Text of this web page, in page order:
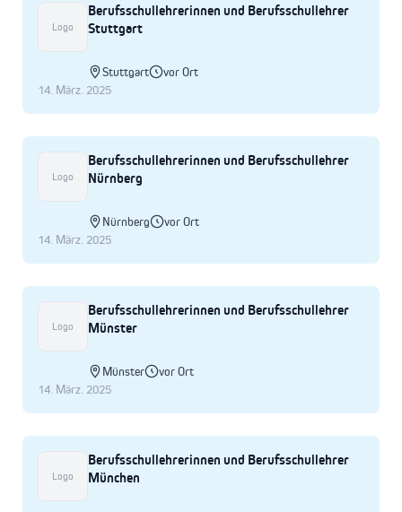
Logo
Berufsschullehrerinnen und Berufsschullehrer
Stuttgart
Stuttgart
vor Ort
14. März. 2025
Logo
Berufsschullehrerinnen und Berufsschullehrer
Nürnberg
Nürnberg
vor Ort
14. März. 2025
Logo
Berufsschullehrerinnen und Berufsschullehrer
Münster
Münster
vor Ort
14. März. 2025
Logo
Berufsschullehrerinnen und Berufsschullehrer
München